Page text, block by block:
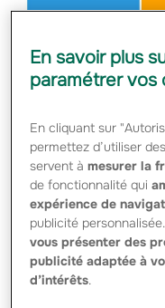
Quatre fois
pour le blog
création d'une
les assurés en
de la
ses courtiers une
Sur un marché des
En savoir plus
paramétrer vos
En cliquant sur
permettez d’utiliser
servent àmesurer la
de fonctionnalité qui
expérience de
publicité
vous présenter des
publicité adaptée à
d’intérêts.